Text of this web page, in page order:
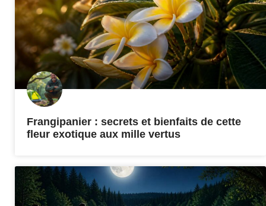
Frangipanier : secrets et bienfaits de cette
fleur exotique aux mille vertus